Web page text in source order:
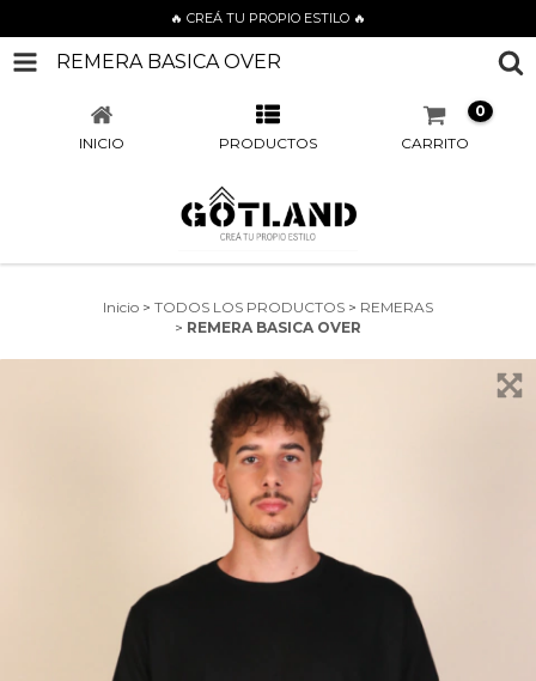
🔥 CREÁ TU PROPIO ESTILO 🔥
REMERA BASICA OVER
INICIO PRODUCTOS CARRITO
0
Inicio > TODOS LOS PRODUCTOS > REMERAS
> REMERA BASICA OVER